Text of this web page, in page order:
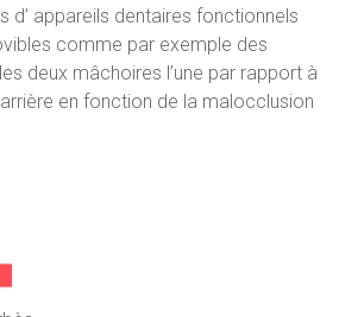
d’ appareils dentaires fonctionnels
comme par exemple des
deux mâchoires l’une par rapport à
arrière en fonction de la malocclusion